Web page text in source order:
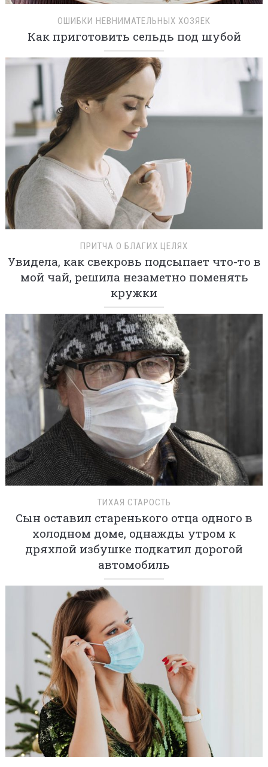
ОШИБКИ НЕВНИМАТЕЛЬНЫХ ХОЗЯЕК
Как приготовить сельдь под шубой
ПРИТЧА О БЛАГИХ ЦЕЛЯХ
Увидела, как свекровь подсыпает что-то в
мой чай, решила незаметно поменять
кружки
ТИХАЯ СТАРОСТЬ
Сын оставил старенького отца одного в
холодном доме, однажды утром к
дряхлой избушке подкатил дорогой
автомобиль